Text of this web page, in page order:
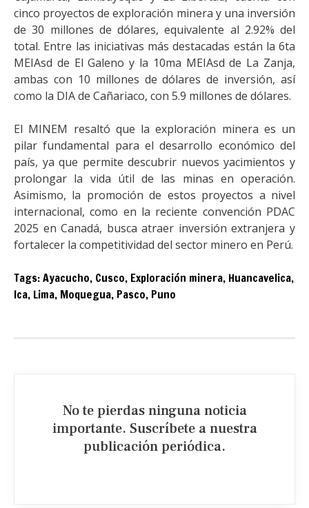
cinco proyectos de exploración minera y una inversión
de 30 millones de dólares, equivalente al 2.92% del
total. Entre las iniciativas más destacadas están la 6ta
MEIAsd de El Galeno y la 10ma MEIAsd de La Zanja,
ambas con 10 millones de dólares de inversión, así
como la DIA de Cañariaco, con 5.9 millones de dólares.
El MINEM resaltó que la exploración minera es un
pilar fundamental para el desarrollo económico del
país, ya que permite descubrir nuevos yacimientos y
prolongar la vida útil de las minas en operación.
Asimismo, la promoción de estos proyectos a nivel
internacional, como en la reciente convención PDAC
2025 en Canadá, busca atraer inversión extranjera y
fortalecer la competitividad del sector minero en Perú.
Tags:Ayacucho, Cusco, Exploración minera, Huancavelica,
Ica, Lima, Moquegua, Pasco, Puno
No te pierdas ninguna noticia
importante. Suscríbete a nuestra
publicación periódica.​